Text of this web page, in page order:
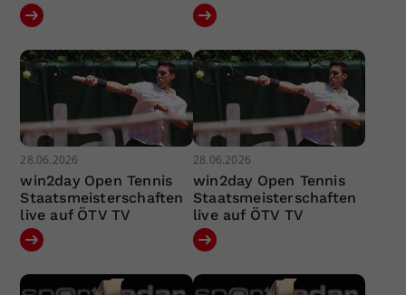
28.06.2026
win2day Open Tennis
Staatsmeisterschaften
live auf ÖTV TV
28.06.2026
win2day Open Tennis
Staatsmeisterschaften
live auf ÖTV TV